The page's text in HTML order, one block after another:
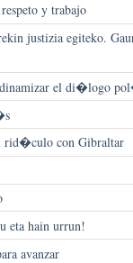
y trabajo
justizia egiteko.
dinamizar el di�logo
rid�culo con Gibraltar
eta hain urrun!
avanzar